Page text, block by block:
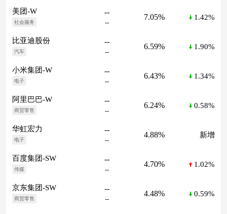
美团-W
社会服务
--
--
7.05% 1.42%
比亚迪股份
汽车
--
--
6.59% 1.90%
小米集团-W
电子
--
--
6.43% 1.34%
阿里巴巴-W
商贸零售
--
--
6.24% 0.58%
华虹宏力
电子
--
--
4.88% 新增
百度集团-SW
传媒
--
--
4.70% 1.02%
京东集团-SW
商贸零售
--
--
4.48% 0.59%